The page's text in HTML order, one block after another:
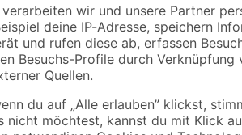
2,69€